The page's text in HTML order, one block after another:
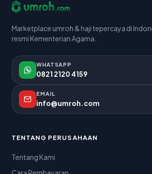
Marketplace umroh & haji tepercaya di
resmi Kementerian Agama.
WHATSAPP
0821 2120 4159
EMAIL
info@umroh.com
TENTANG PERUSAHAAN
Tentang Kami